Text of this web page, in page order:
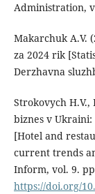
Administration,
Makarchuk A.V.
za 2024 rik
Derzhavna
Strokovych
biznes v
[Hotel and
current trends
Inform, vol. 9.
https://doi.org/